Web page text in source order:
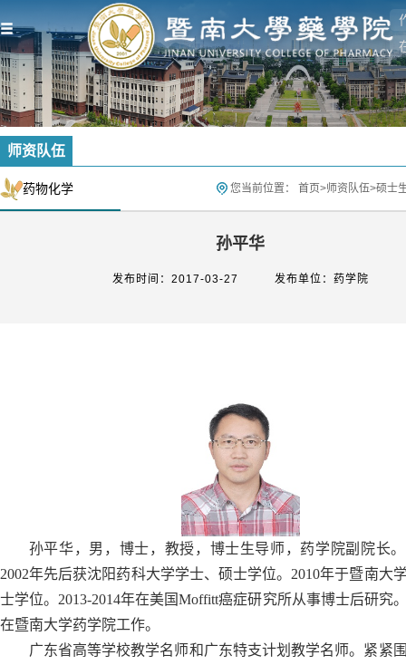
师资队伍
药物化学 您当前位置： 首页>师资队伍>硕士
孙平华
发布时间：2017-03-27 发布单位：药学院
孙平华， 男，博士，教授，博士生导师，药学院副院长。
2002年先后获沈阳药科大学学士、硕士学位。 2010年于暨南大
士学位。 2013-2014年在美国Moffitt癌症研究所从事博士后研究
在暨南大学药学院工作。
广东省高等学校教学名师和广东特支计划教学名师。紧紧